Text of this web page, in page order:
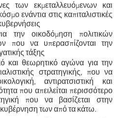
των εκμεταλλευόμενων και
ενάντια στις καπιταλιστικές
την οικοδόμηση πολιτικών
που να υπερασπίζονται την
τάξης
και θεωρητικό αγώνα για την
στρατηγικής, που να
αντιρατσιστική και
που απειλείται περισσότερο
που να βασίζεται στην
των από τα κάτω.